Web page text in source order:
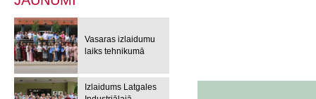
Vasaras izlaidumu
laiks tehnikumā
Izlaidums Latgales